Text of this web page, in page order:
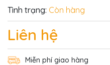
Tình trạng: Còn hàng
Liên hệ
Miễn phí giao hàng